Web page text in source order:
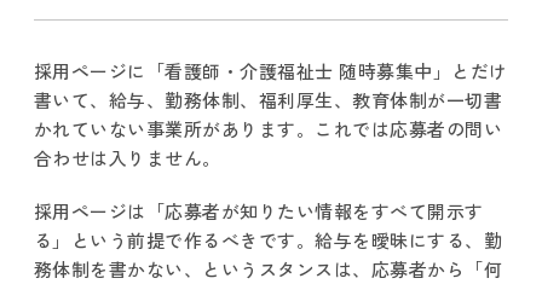
採用ページに「看護師・介護福祉士 随時募集中」とだけ
書いて、給与、勤務体制、福利厚生、教育体制が一切書
かれていない事業所があります。これでは応募者の問い
合わせは入りません。
採用ページは「応募者が知りたい情報をすべて開示す
る」という前提で作るべきです。給与を曖昧にする、勤
務体制を書かない、というスタンスは、応募者から「何